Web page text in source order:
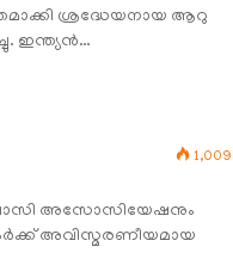
ശ്രദ്ധേയനായ ആറു
ഇന്ത്യന്‍…
1,009
അസോസിയേഷനും
അവിസ്മരണീയമായ